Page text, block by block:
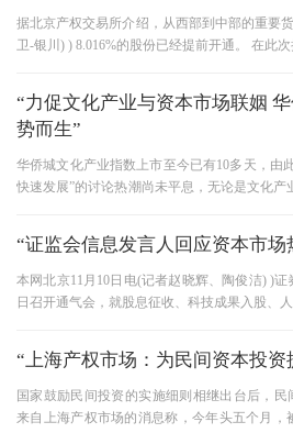
据北京产权交易所介绍，从西部到中部的重要
卫-银川) ) 8.016%的股份已经提前开通。 在此
“力促文化产业与资本市场联姻
势而生”
华侨城文化产业指数上市至今已有10多天，由
快速发展”的讨论热潮尚未平息，无论是文化
“证监会信息发言人回应资本市场
本网北京11月10日电(记者赵晓辉、陶俊洁) )
日召开通气会，就股息征收、科技成果入股、
“上海产权市场：为民间资本投资
国家鼓励民间投资的实施细则相继出台后，民
来自上海产权市场的消息称，今年头五个月，